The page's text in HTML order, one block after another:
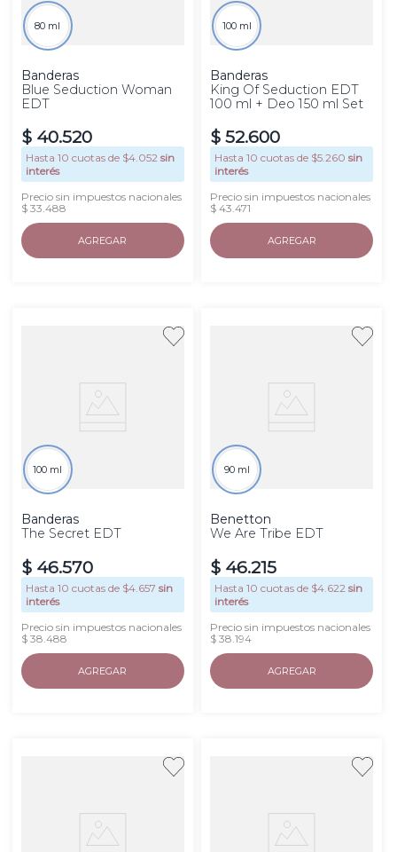
80 ml
Banderas
Blue Seduction Woman
EDT
$ 40.520
Hasta 10 cuotas de $4.052 sin
interés
Precio sin impuestos nacionales
$ 33.488
AGREGAR
100 ml
Banderas
King Of Seduction EDT
100 ml + Deo 150 ml Set
$ 52.600
Hasta10 cuotas de $5.260 sin
interés
Precio sin impuestos nacionales
$ 43.471
AGREGAR
100 ml
Banderas
The Secret EDT
$ 46.570
Hasta 10 cuotas de $4.657 sin
interés
Precio sin impuestos nacionales
$ 38.488
AGREGAR
90 ml
Benetton
We Are Tribe EDT
$ 46.215
Hasta10 cuotas de $4.622 sin
interés
Precio sin impuestos nacionales
$ 38.194
AGREGAR